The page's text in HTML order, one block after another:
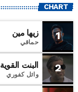
CHART
1 زيها مين
حماقي
2 البنت القوية
وائل كفوري